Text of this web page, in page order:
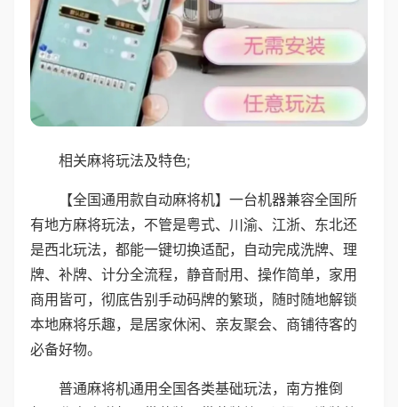
相关麻将玩法及特色;
【全国通用款自动麻将机】一台机器兼容全国所
有地方麻将玩法，不管是粤式、川渝、江浙、东北还
是西北玩法，都能一键切换适配，自动完成洗牌、理
牌、补牌、计分全流程，静音耐用、操作简单，家用
商用皆可，彻底告别手动码牌的繁琐，随时随地解锁
本地麻将乐趣，是居家休闲、亲友聚会、商铺待客的
必备好物。
普通麻将机通用全国各类基础玩法，南方推倒